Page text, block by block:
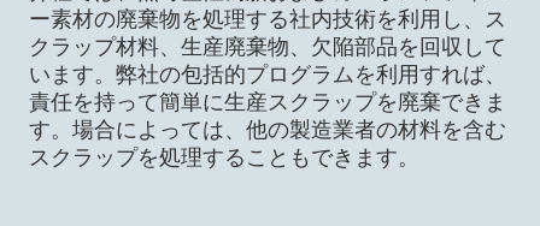
ー素材の廃棄物を処理する社内技術を利用し、ス
クラップ材料、生産廃棄物、欠陥部品を回収して
います。弊社の包括的プログラムを利用すれば、
責任を持って簡単に生産スクラップを廃棄できま
す。場合によっては、他の製造業者の材料を含む
スクラップを処理することもできます。